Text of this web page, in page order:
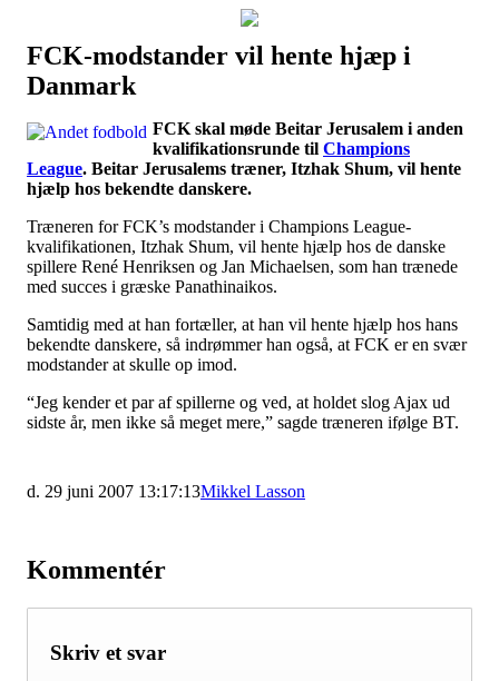
Наши партнеры
FCK-modstander vil hente hjæp i
Danmark
FCK skal møde Beitar Jerusalem i anden
kvalifikationsrunde til Champions
League. Beitar Jerusalems træner, Itzhak Shum, vil hente
hjælp hos bekendte danskere.
Træneren for FCK’s modstander i Champions League-
kvalifikationen, Itzhak Shum, vil hente hjælp hos de danske
spillere René Henriksen og Jan Michaelsen, som han trænede
med succes i græske Panathinaikos.
Samtidig med at han fortæller, at han vil hente hjælp hos hans
bekendte danskere, så indrømmer han også, at FCK er en svær
modstander at skulle op imod.
“Jeg kender et par af spillerne og ved, at holdet slog Ajax ud
sidste år, men ikke så meget mere,” sagde træneren ifølge BT.
d. 29 juni 2007 13:17:13Mikkel Lasson
Kommentér
Skriv et svar